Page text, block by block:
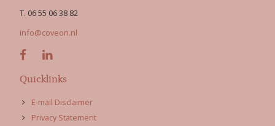
T. 06 55 06 38 82
info@coveon.nl
 
Quicklinks
E-mail Disclaimer
Privacy Statement